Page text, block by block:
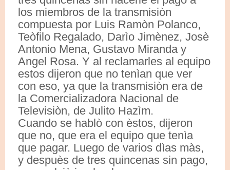
los miembros de la transmisiòn
compuesta por Luis Ramòn Polanco,
Teòfilo Regalado, Darìo Jimènez, Josè
Antonio Mena, Gustavo Miranda y
Angel Rosa. Y al reclamarles al equipo
estos dijeron que no tenìan que ver
con eso, ya que la transmisiòn era de
la Comercializadora Nacional de
Televisiòn, de Julito Hazìm.
Cuando se hablò con èstos, dijeron
que no, que era el equipo que tenìa
que pagar. Luego de varios dìas màs,
y despuès de tres quincenas sin pago,